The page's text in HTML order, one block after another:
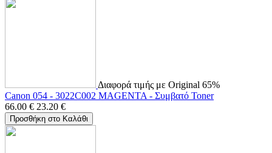
Διαφορά τιμής με Original 65%
Canon 054 - 3022C002 MAGENTA - Συμβατό Toner
66.00 € 23.20 €
Προσθήκη στο Καλάθι